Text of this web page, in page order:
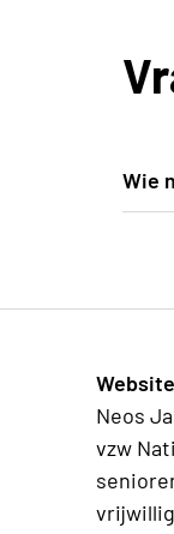
Wie
Website
Neos
vzw